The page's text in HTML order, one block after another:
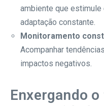
ambiente que
adaptação constante.
Monitoramento
Acompanhar
impactos negativos.
Enxergando